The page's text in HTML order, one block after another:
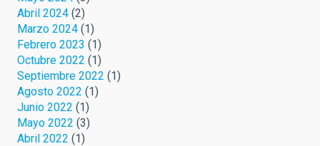
Abril 2024 (2)
Marzo 2024 (1)
Febrero 2023 (1)
Octubre 2022 (1)
Septiembre 2022 (1)
Agosto 2022 (1)
Junio 2022 (1)
Mayo 2022 (3)
Abril 2022 (1)